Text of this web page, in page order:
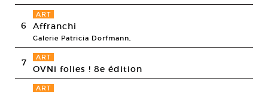
6
ART
Affranchi
Galerie Patricia Dorfmann,
7 ART
OVNi folies ! 8e édition
ART